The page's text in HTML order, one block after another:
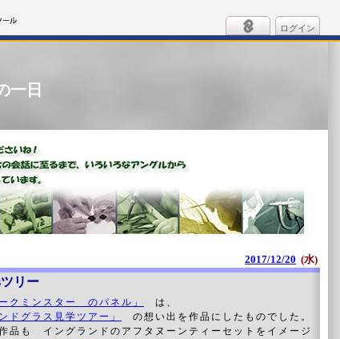
ログイン
一日
2017/12/20 (水)
リー
ークミンスター のパネル」
は、
ドグラス見学ツアー」
の想い出を作品にしたものでした。
品も イングランドのアフタヌーンティーセットをイメージ